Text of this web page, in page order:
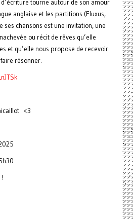
tourne autour de son amour
anglaise et les partitions (Fluxus,
ses chansons est une invitation, une
ou récit de rêves qu’elle
et qu’elle nous propose de recevoir
résonner.
<3